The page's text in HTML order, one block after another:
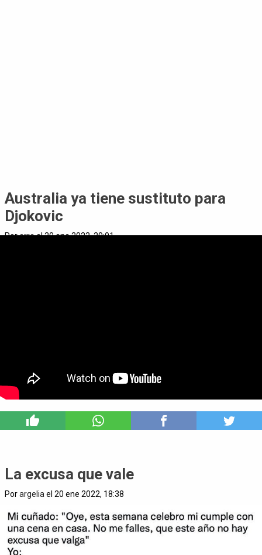
Australia ya tiene sustituto para
Djokovic
Porerreel 20 ene 2022, 20:01
La excusa que vale
Porargelia el 20 ene 2022, 18:38